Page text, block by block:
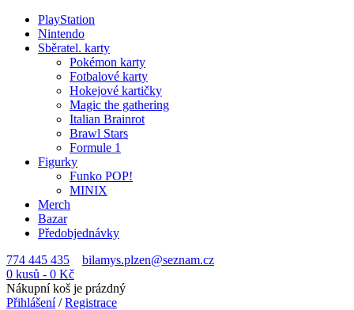
PlayStation
Nintendo
Sběratel. karty
Pokémon karty
Fotbalové karty
Hokejové kartičky
Magic the gathering
Italian Brainrot
Brawl Stars
Formule 1
Figurky
Funko POP!
MINIX
Merch
Bazar
Předobjednávky
774 445 435
bilamys.plzen@seznam.cz
0 kusů - 0 Kč
Nákupní koš je prázdný
Přihlášení/Registrace